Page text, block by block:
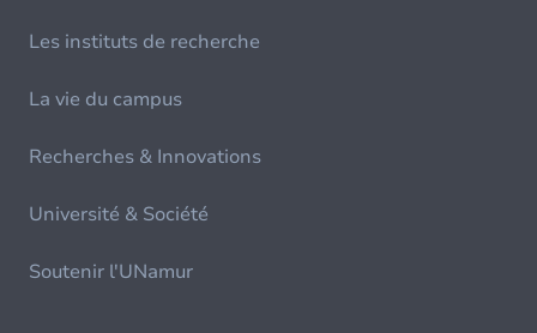
Les instituts de recherche
La vie du campus
Recherches & Innovations
Université & Société
Soutenir l'UNamur